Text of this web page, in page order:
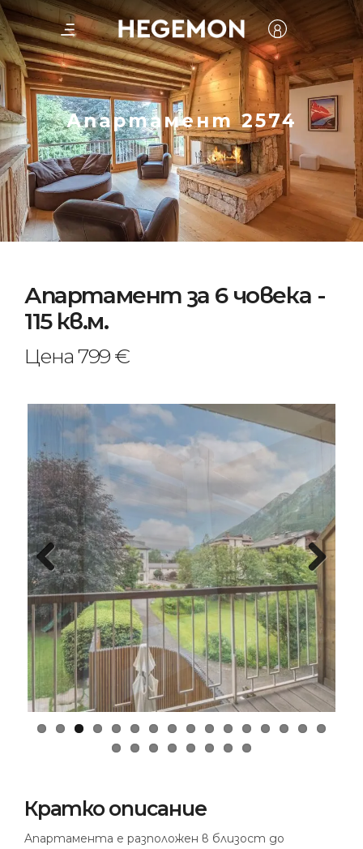
Апартамент 2574
Апартамент за 6 човека -
115 кв.м.
Цена 799 €
Previous Next
Кратко описание
Aпартаментa e разположен в близост до